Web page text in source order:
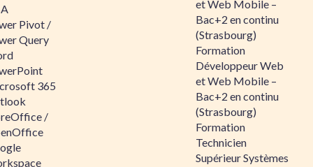
Pivot /
Query
365
/
et Web Mobile –
Bac+2 en continu
(Strasbourg)
Formation
Développeur Web
et Web Mobile –
Bac+2 en continu
(Strasbourg)
Formation
Technicien
Supérieur Systèmes